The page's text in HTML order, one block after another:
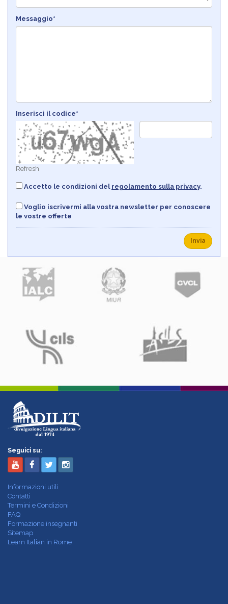
Messaggio*
Inserisci il codice*
Refresh
Accetto le condizioni del regolamento sulla privacy.
Voglio iscrivermi alla vostra newsletter per conoscere
le vostre offerte
Invia
Seguici su:
Informazioni utili
Contatti
Termini e Condizioni
FAQ
Formazione insegnanti
Sitemap
Learn Italian in Rome